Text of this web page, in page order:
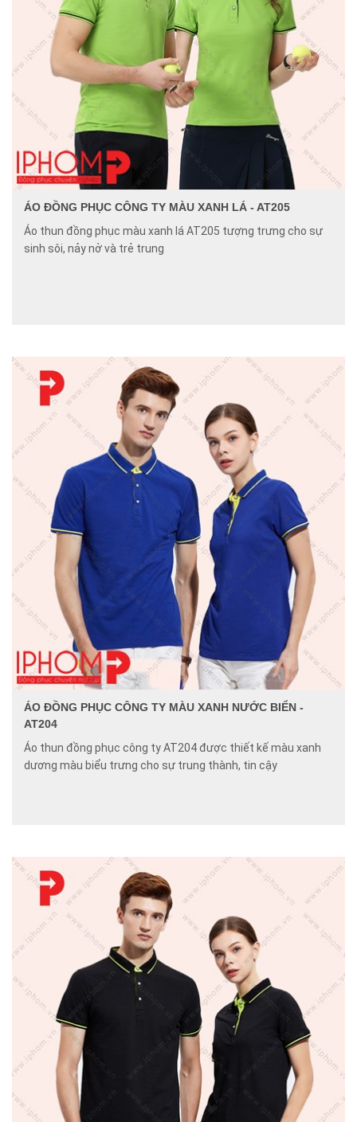
ÁO ĐỒNG PHỤC CÔNG TY MÀU XANH LÁ - AT205
Áo thun đồng phục màu xanh lá AT205 tượng trưng cho sự
sinh sôi, nảy nở và trẻ trung
ÁO ĐỒNG PHỤC CÔNG TY MÀU XANH NƯỚC BIỂN -
AT204
Áo thun đồng phục công ty AT204 được thiết kế màu xanh
dương màu biểu trưng cho sự trung thành, tin cậy